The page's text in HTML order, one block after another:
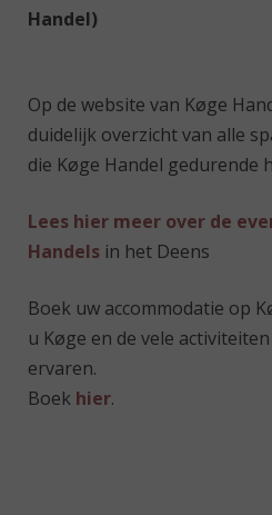
Handel)
Op de website van Køge
duidelijk overzicht van alle
die Køge Handel gedurende
Lees hier meer over de
Handels in het Deens
Boek uw accommodatie op
u Køge en de vele
ervaren.
Boek hier.